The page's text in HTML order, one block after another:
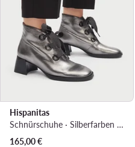
Hispanitas
Schnürschuhe · Silberfarben · 5 cm
165,00€